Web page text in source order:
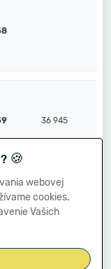
36 945
🍪
webovej
cookies.
Vašich